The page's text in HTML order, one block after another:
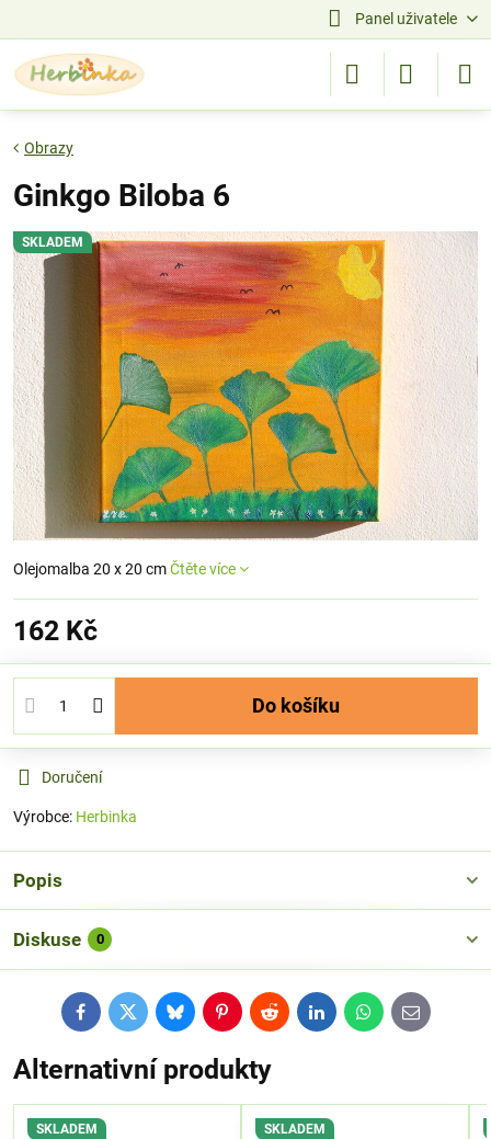
Panel uživatele
SKLADEM
Obrazy
Ginkgo Biloba 6
Olejomalba 20 x 20 cmČtěte více
162 Kč
Do košíku
Doručení
Výrobce: Herbinka
Popis
Diskuse 0
FacebookTwitterBlueskyPinterestRedditLinkedInWhatsApp
E-
mail
Alternativní produkty
SKLADEM SKLADEM